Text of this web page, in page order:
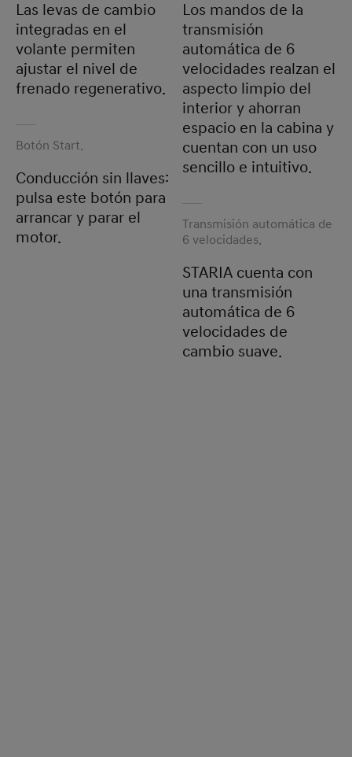
Las levas de cambio
integradas en el
volante permiten
ajustar el nivel de
frenado regenerativo.
Botón Start.
Conducción sin llaves:
pulsa este botón para
arrancar y parar el
motor.
Los mandos de la
transmisión
automática de 6
velocidades realzan el
aspecto limpio del
interior y ahorran
espacio en la cabina y
cuentan con un uso
sencillo e intuitivo.
Transmisión automática de
6 velocidades.
STARIA cuenta con
una transmisión
automática de 6
velocidades de
cambio suave.